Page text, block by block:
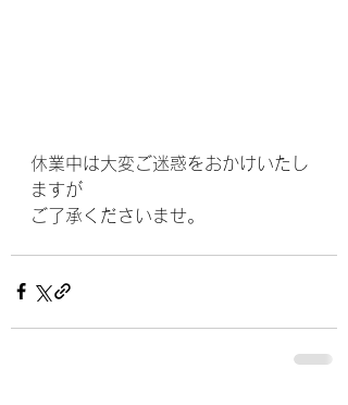
休業中は大変ご迷惑をおかけいたし
ますが
ご了承くださいませ。